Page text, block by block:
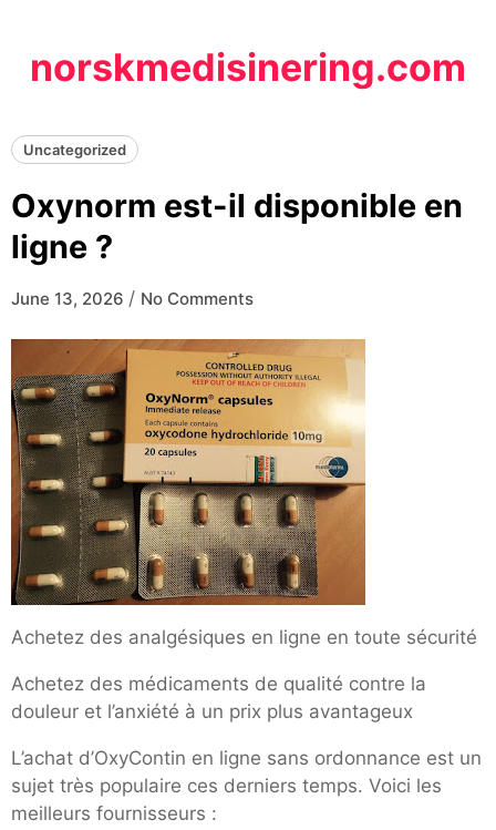
contentnorskmedisinering.com
Uncategorized
Oxynorm est-il disponible en
ligne ?
June 13, 2026 / No Comments
Achetez des analgésiques en ligne en toute sécurité
Achetez des médicaments de qualité contre la
douleur et l’anxiété à un prix plus avantageux
L’achat d’OxyContin en ligne sans ordonnance est un
sujet très populaire ces derniers temps. Voici les
meilleurs fournisseurs :